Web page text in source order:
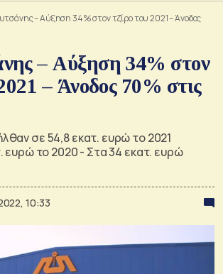
– Αύξηση 34% στον τζίρο του 2021 – Άνοδος
– Αύξηση 34% στον
– Άνοδος 70% στις
σε 54,8 εκατ. ευρώ το 2021
ευρώ το 2020 - Στα 34 εκατ. ευρώ
10:33